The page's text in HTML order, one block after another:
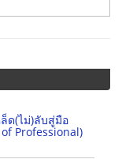
ด(ไม่)ลับสู่มือ
Professional)